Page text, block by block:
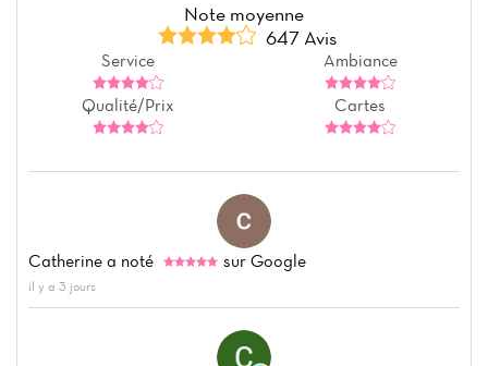
Note moyenne
647 Avis
Service Ambiance
Qualité/Prix Cartes
Catherine a noté sur Google
il y a 3 jours